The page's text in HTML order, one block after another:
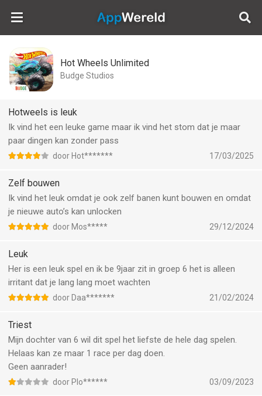
AppWereld
Hot Wheels Unlimited
Budge Studios
Hotweels is leuk
Ik vind het een leuke game maar ik vind het stom dat je maar
paar dingen kan zonder pass
door Hot******* 17/03/2025
Zelf bouwen
Ik vind het leuk omdat je ook zelf banen kunt bouwen en omdat
je nieuwe auto’s kan unlocken
door Mos***** 29/12/2024
Leuk
Her is een leuk spel en ik be 9jaar zit in groep 6 het is alleen
irritant dat je lang lang moet wachten
door Daa******* 21/02/2024
Triest
Mijn dochter van 6 wil dit spel het liefste de hele dag spelen.
Helaas kan ze maar 1 race per dag doen.
Geen aanrader!
door Plo****** 03/09/2023